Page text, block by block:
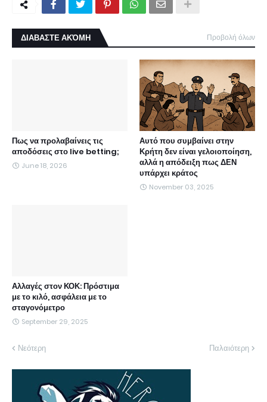
ΔΙΑΒΑΣΤΕ ΑΚΌΜΗ Προβολή όλων
Πως να προλαβαίνεις τις
αποδόσεις στο live betting;
June 18, 2026
Αυτό που συμβαίνει στην
Κρήτη δεν είναι γελοιοποίηση,
αλλά η απόδειξη πως ΔΕΝ
υπάρχει κράτος
November 03, 2025
Αλλαγές στον ΚΟΚ: Πρόστιμα
με το κιλό, ασφάλεια με το
σταγονόμετρο
September 29, 2025
Νεότερη Παλαιότερη